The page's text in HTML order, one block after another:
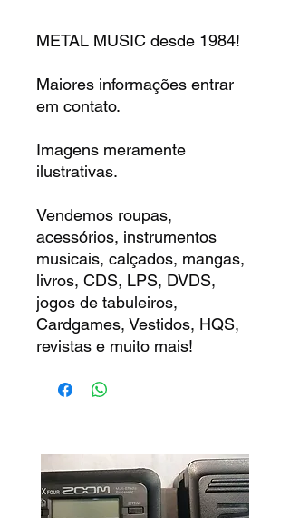
METAL MUSIC desde 1984!
Maiores informações entrar
em contato.
Imagens meramente
ilustrativas.
Vendemos roupas,
acessórios, instrumentos
musicais, calçados, mangas,
livros, CDS, LPS, DVDS,
jogos de tabuleiros,
Cardgames, Vestidos, HQS,
revistas e muito mais!